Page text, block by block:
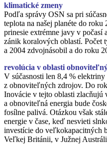
klimatické zmeny
Podľa správy OSN sa pri
teplota na našej planéte do
prinesie extrémne javy v
zánik koralových oblastí. Počet
a 2004 zdvojnásobil a do roku
revolúcia v oblasti
V súčasnosti len 8,4 % elektriny
z obnoviteľných zdrojov. Do
Inovácie v tejto oblasti zlacňujú
a obnoviteľná energia bude
fosílne palivá. Otázkou však
energie v čase, keď nesvieti
investície do veľkokapacitných
Veľkej Británii, v Južnej